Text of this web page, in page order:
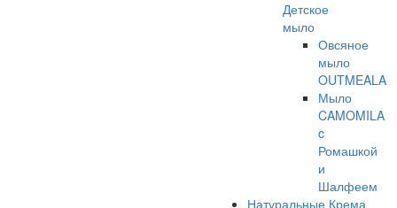
Детское
мыло
Овсяное
мыло
OUTMEALA
Мыло
CAMOMILA
c
Ромашкой
и
Шалфеем
Натуральные Крема